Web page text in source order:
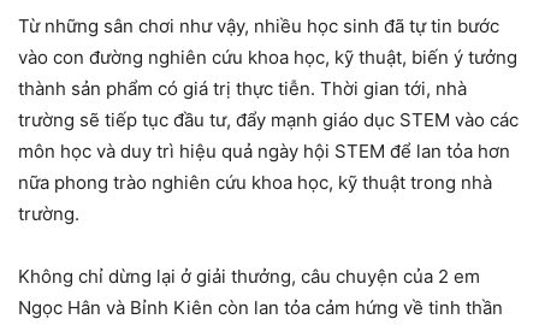
Từ những sân chơi như vậy, nhiều học sinh đã tự tin bước
vào con đường nghiên cứu khoa học, kỹ thuật, biến ý tưởng
thành sản phẩm có giá trị thực tiễn. Thời gian tới, nhà
trường sẽ tiếp tục đầu tư, đẩy mạnh giáo dục STEM vào các
môn học và duy trì hiệu quả ngày hội STEM để lan tỏa hơn
nữa phong trào nghiên cứu khoa học, kỹ thuật trong nhà
trường.
Không chỉ dừng lại ở giải thưởng, câu chuyện của 2 em
Ngọc Hân và Bỉnh Kiên còn lan tỏa cảm hứng về tinh thần